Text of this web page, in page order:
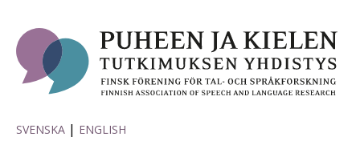
SVENSKA | ENGLISH